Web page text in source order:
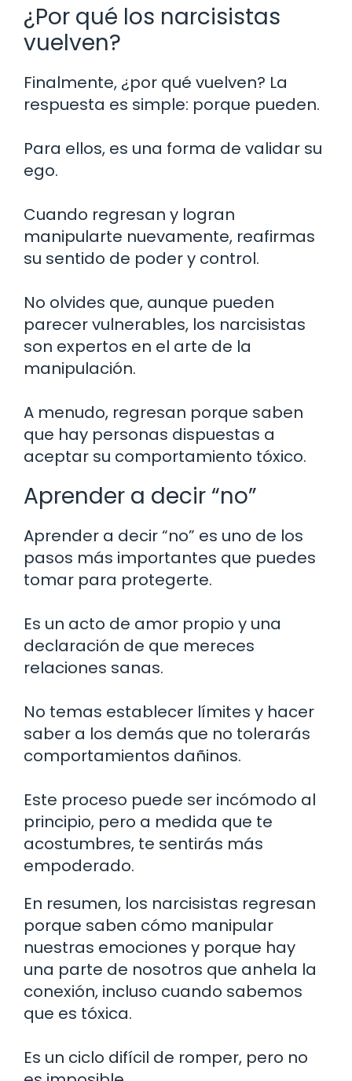
¿Por qué los narcisistas
vuelven?
Finalmente, ¿por qué vuelven? La
respuesta es simple: porque pueden.
Para ellos, es una forma de validar su
ego.
Cuando regresan y logran
manipularte nuevamente, reafirmas
su sentido de poder y control.
No olvides que, aunque pueden
parecer vulnerables, los narcisistas
son expertos en el arte de la
manipulación.
A menudo, regresan porque saben
que hay personas dispuestas a
aceptar su comportamiento tóxico.
Aprender a decir “no”
Aprender a decir “no” es uno de los
pasos más importantes que puedes
tomar para protegerte.
Es un acto de amor propio y una
declaración de que mereces
relaciones sanas.
No temas establecer límites y hacer
saber a los demás que no tolerarás
comportamientos dañinos.
Este proceso puede ser incómodo al
principio, pero a medida que te
acostumbres, te sentirás más
empoderado.
En resumen, los narcisistas regresan
porque saben cómo manipular
nuestras emociones y porque hay
una parte de nosotros que anhela la
conexión, incluso cuando sabemos
que es tóxica.
Es un ciclo difícil de romper, pero no